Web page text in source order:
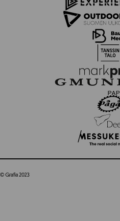
© Grafia 2023